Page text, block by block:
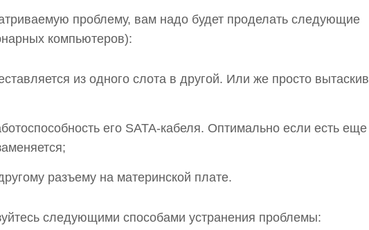
проблему, вам надо будет проделать следующие
компьютеров):
из одного слота в другой. Или же просто
его SATA-кабеля. Оптимально если есть еще
разъему на материнской плате.
следующими способами устранения проблемы: